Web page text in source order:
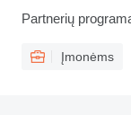
Partnerių
Įmonėms